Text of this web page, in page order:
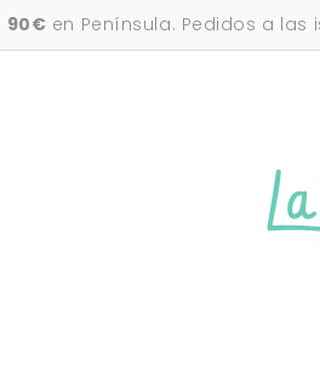
90€ en Península. Pedidos a las